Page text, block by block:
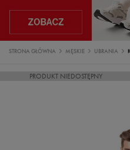
STRONA GŁÓWNA MĘSKIE UBRANIA
PRODUKT NIEDOSTĘPNY